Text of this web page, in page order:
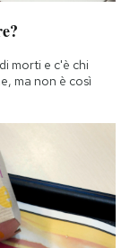
morti e c'è chi
ma non è così